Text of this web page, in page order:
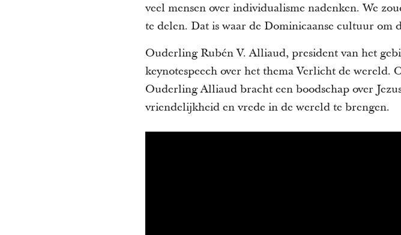
veel mensen over individualisme nadenken. We
te delen. Dat is waar de Dominicaanse cultuur om
Ouderling Rubén V. Alliaud, president van het
keynotespeech over het thema Verlicht de wereld.
Ouderling Alliaud bracht een boodschap over
vriendelijkheid en vrede in de wereld te brengen.